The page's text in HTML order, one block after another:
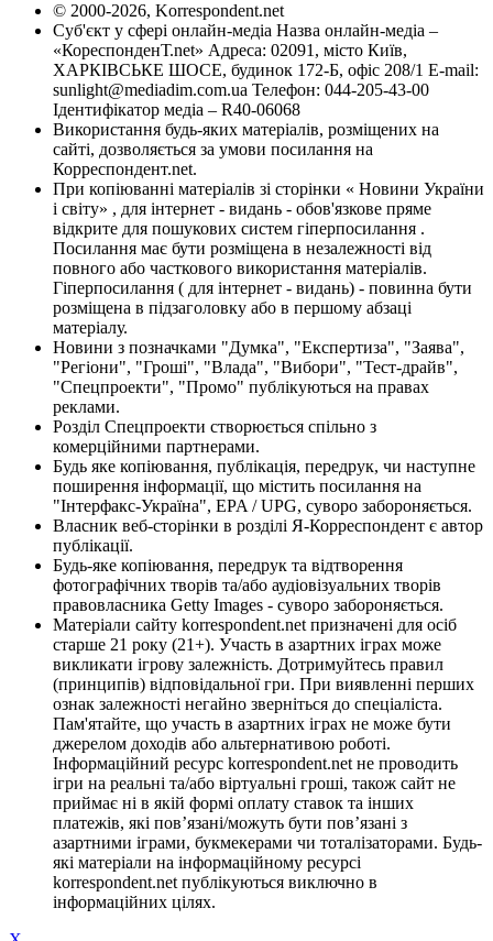
© 2000-2026, Korrespondent.net
Суб'єкт у сфері онлайн-медіа Назва онлайн-медіа –
«КореспонденТ.net» Адреса: 02091, місто Київ,
ХАРКІВСЬКЕ ШОСЕ, будинок 172-Б, офіс 208/1 E-mail:
sunlight@mediadim.com.ua Телефон: 044-205-43-00
Ідентифікатор медіа – R40-06068
Використання будь-яких матеріалів, розміщених на
сайті, дозволяється за умови посилання на
Корреспондент.net.
При копіюванні матеріалів зі сторінки « Новини України
і світу» , для інтернет - видань - обов'язкове пряме
відкрите для пошукових систем гіперпосилання .
Посилання має бути розміщена в незалежності від
повного або часткового використання матеріалів.
Гіперпосилання ( для інтернет - видань) - повинна бути
розміщена в підзаголовку або в першому абзаці
матеріалу.
Новини з позначками "Думка", "Експертиза", "Заява",
"Регіони", "Гроші", "Влада", "Вибори", "Тест-драйв",
"Спецпроекти", "Промо" публікуються на правах
реклами.
Розділ Спецпроекти створюється спільно з
комерційними партнерами.
Будь яке копіювання, публікація, передрук, чи наступне
поширення інформації, що містить посилання на
"Інтерфакс-Україна", EPA / UPG, суворо забороняється.
Власник веб-сторінки в розділі Я-Корреспондент є автор
публікації.
Будь-яке копіювання, передрук та відтворення
фотографічних творів та/або аудіовізуальних творів
правовласника Getty Images - суворо забороняється.
Матеріали сайту korrespondent.net призначені для осіб
старше 21 року (21+). Участь в азартних іграх може
викликати ігрову залежність. Дотримуйтесь правил
(принципів) відповідальної гри. При виявленні перших
ознак залежності негайно зверніться до спеціаліста.
Пам'ятайте, що участь в азартних іграх не може бути
джерелом доходів або альтернативою роботі.
Інформаційний ресурс korrespondent.net не проводить
ігри на реальні та/або віртуальні гроші, також сайт не
приймає ні в якій формі оплату ставок та інших
платежів, які пов’язані/можуть бути пов’язані з
азартними іграми, букмекерами чи тоталізаторами. Будь-
які матеріали на інформаційному ресурсі
korrespondent.net публікуються виключно в
інформаційних цілях.